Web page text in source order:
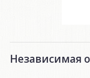
Независимая